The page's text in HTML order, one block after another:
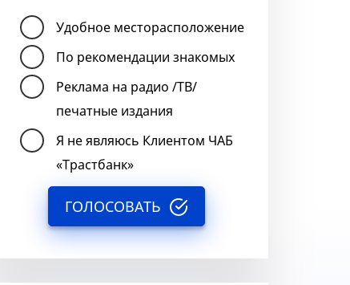
Удобное месторасположение
По рекомендации знакомых
Реклама на радио /ТВ/
печатные издания
Я не являюсь Клиентом ЧАБ
«Трастбанк»
ГОЛОСОВАТЬ